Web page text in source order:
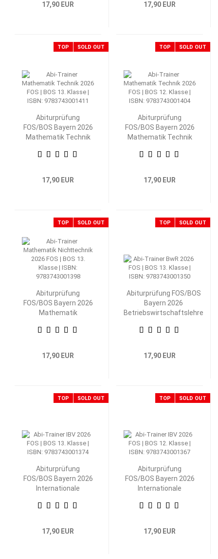
17,90 EUR 17,90 EUR
TOP SOLD OUT
Abiturprüfung
FOS/BOS Bayern 2026
Mathematik Technik
17,90 EUR
TOP SOLD OUT
Abiturprüfung
FOS/BOS Bayern 2026
Mathematik Technik
17,90 EUR
TOP SOLD OUT
Abiturprüfung
FOS/BOS Bayern 2026
Mathematik
Klasse
17,90 EUR
TOP SOLD OUT
Abiturprüfung FOS/BOS
Bayern 2026
Betriebswirtschaftslehre
Klasse
17,90 EUR
TOP SOLD OUT
Abiturprüfung
FOS/BOS Bayern 2026
Internationale
Volkswirtschaftslehre
17,90 EUR
TOP SOLD OUT
Abiturprüfung
FOS/BOS Bayern 2026
Internationale
Volkswirtschaftslehre
17,90 EUR